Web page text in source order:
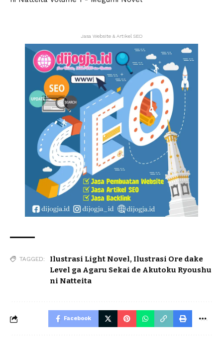
Jasa Website & Artikel SEO
TAGGED: Ilustrasi Light Novel, Ilustrasi Ore dake
Level ga Agaru Sekai de Akutoku Ryoushu
ni Natteita
Facebook